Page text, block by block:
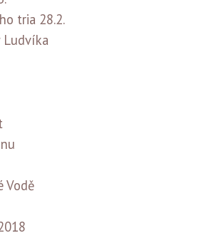
tria 28.2.
Ludvíka
Vodě